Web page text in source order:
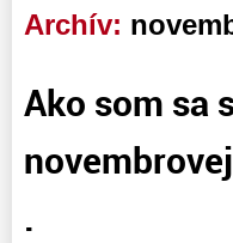
Archív:
Ako som sa
.